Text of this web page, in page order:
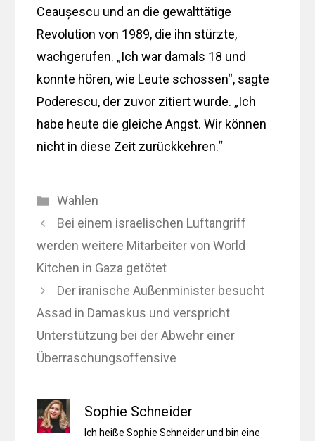
Ceaușescu und an die gewalttätige
Revolution von 1989, die ihn stürzte,
wachgerufen. „Ich war damals 18 und
konnte hören, wie Leute schossen“, sagte
Poderescu, der zuvor zitiert wurde. „Ich
habe heute die gleiche Angst. Wir können
nicht in diese Zeit zurückkehren.“
Kategorien
Wahlen
Bei einem israelischen Luftangriff
werden weitere Mitarbeiter von World
Kitchen in Gaza getötet
Der iranische Außenminister besucht
Assad in Damaskus und verspricht
Unterstützung bei der Abwehr einer
Überraschungsoffensive
Sophie Schneider
Ich heiße Sophie Schneider und bin eine